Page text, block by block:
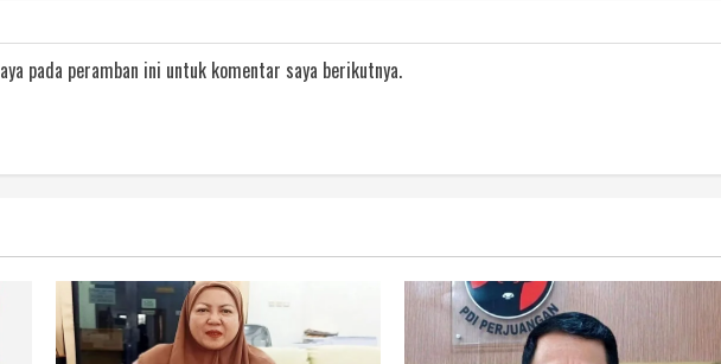
pada peramban ini untuk komentar saya berikutnya.